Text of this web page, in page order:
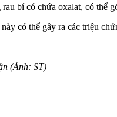
bí có chứa oxalat, có thể
có thể gây ra các triệu
(Ảnh: ST)